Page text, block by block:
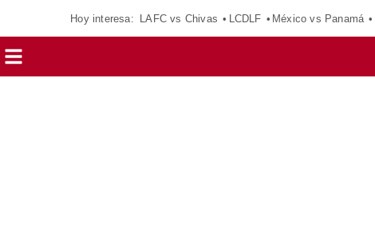
Hoy interesa: LAFC vs Chivas LCDLF México vs Panamá